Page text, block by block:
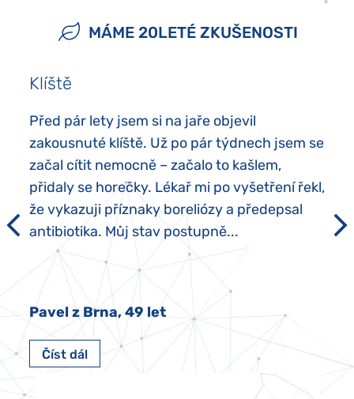
MÁME 20LETÉ ZKUŠENOSTI
Klíště
Před pár lety jsem si na jaře objevil
zakousnuté klíště. Už po pár týdnech jsem se
začal cítit nemocně – začalo to kašlem,
přidaly se horečky. Lékař mi po vyšetření řekl,
že vykazuji příznaky boreliózy a předepsal
antibiotika. Můj stav postupně...
Pavel z Brna, 49 let
Číst dál